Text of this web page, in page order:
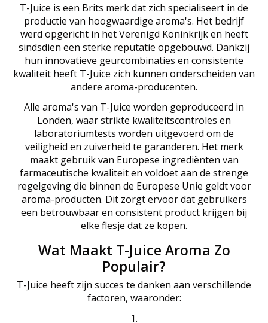
T-Juice is een Brits merk dat zich specialiseert in de
productie van hoogwaardige aroma's. Het bedrijf
werd opgericht in het Verenigd Koninkrijk en heeft
sindsdien een sterke reputatie opgebouwd. Dankzij
hun innovatieve geurcombinaties en consistente
kwaliteit heeft T-Juice zich kunnen onderscheiden van
andere aroma-producenten.
Alle aroma's van T-Juice worden geproduceerd in
Londen, waar strikte kwaliteitscontroles en
laboratoriumtests worden uitgevoerd om de
veiligheid en zuiverheid te garanderen. Het merk
maakt gebruik van Europese ingrediënten van
farmaceutische kwaliteit en voldoet aan de strenge
regelgeving die binnen de Europese Unie geldt voor
aroma-producten. Dit zorgt ervoor dat gebruikers
een betrouwbaar en consistent product krijgen bij
elke flesje dat ze kopen.
Wat Maakt T-Juice Aroma Zo
Populair?
T-Juice heeft zijn succes te danken aan verschillende
factoren, waaronder: